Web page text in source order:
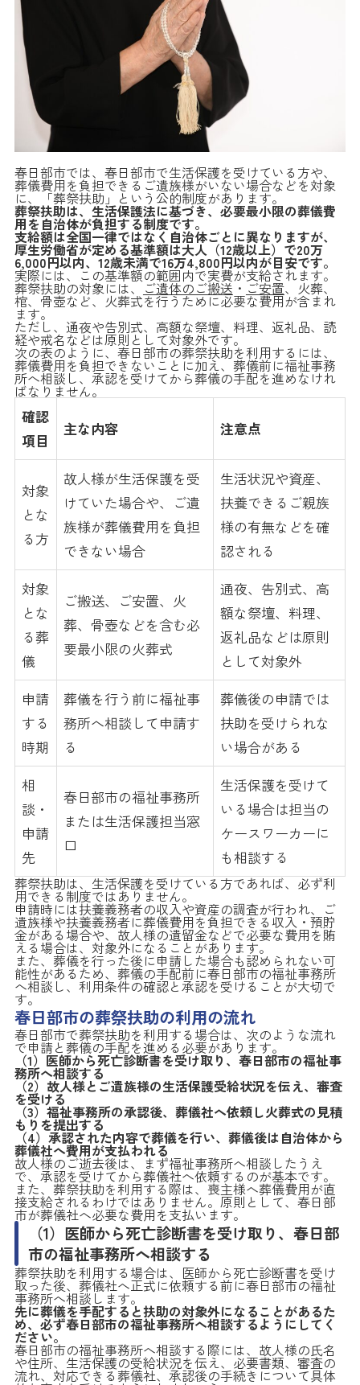
春日部市では、春日部市で生活保護を受けている方や、
葬儀費用を負担できるご遺族様がいない場合などを対象
に、「葬祭扶助」という公的制度があります。
葬祭扶助は、生活保護法に基づき、必要最小限の葬儀費
用を自治体が負担する制度です。
支給額は全国一律ではなく自治体ごとに異なりますが、
厚生労働省が定める基準額は大人（12歳以上）で20万
6,000円以内、12歳未満で16万4,800円以内が目安です。
実際には、この基準額の範囲内で実費が支給されます。
葬祭扶助の対象には、ご遺体のご搬送 ・ ご安置、火葬、
棺、骨壺など、火葬式を行うために必要な費用が含まれ
ます。
ただし、通夜や告別式、高額な祭壇、料理、返礼品、読
経や戒名などは原則として対象外です。
次の表のように、春日部市の葬祭扶助を利用するには、
葬儀費用を負担できないことに加え、葬儀前に福祉事務
所へ相談し、承認を受けてから葬儀の手配を進めなけれ
ばなりません。
確認
項目
主な内容 注意点
対象
とな
る方
故人様が生活保護を受
けていた場合や、ご遺
族様が葬儀費用を負担
できない場合
生活状況や資産、
扶養できるご親族
様の有無などを確
認される
対象
とな
る葬
儀
ご搬送、ご安置、火
葬、骨壺などを含む必
要最小限の火葬式
通夜、告別式、高
額な祭壇、料理、
返礼品などは原則
として対象外
申請
する
時期
葬儀を行う前に福祉事
務所へ相談して申請す
る
葬儀後の申請では
扶助を受けられな
い場合がある
相
談・
申請
先
春日部市の福祉事務所
または生活保護担当窓
口
生活保護を受けて
いる場合は担当の
ケースワーカーに
も相談する
葬祭扶助は、生活保護を受けている方であれば、必ず利
用できる制度ではありません。
申請時には扶養義務者の収入や資産の調査が行われ、ご
遺族様や扶養義務者に葬儀費用を負担できる収入・預貯
金がある場合や、故人様の遺留金などで必要な費用を賄
える場合は、対象外になることがあります。
また、葬儀を行った後に申請した場合も認められない可
能性があるため、葬儀の手配前に春日部市の福祉事務所
へ相談し、利用条件の確認と承認を受けることが大切で
す。
春日部市の葬祭扶助の利用の流れ
春日部市で葬祭扶助を利用する場合は、次のような流れ
で申請と葬儀の手配を進める必要があります。
（1）医師から死亡診断書を受け取り、春日部市の福祉事
務所へ相談する
（2）故人様とご遺族様の生活保護受給状況を伝え、審査
を受ける
（3）福祉事務所の承認後、葬儀社へ依頼し火葬式の見積
もりを提出する
（4）承認された内容で葬儀を行い、葬儀後は自治体から
葬儀社へ費用が支払われる
故人様のご逝去後は、まず福祉事務所へ相談したうえ
で、承認を受けてから葬儀社へ依頼するのが基本です。
また、葬祭扶助を利用する際は、喪主様へ葬儀費用が直
接支給されるわけではありません。原則として、春日部
市が葬儀社へ必要な費用を支払います。
（1）医師から死亡診断書を受け取り、春日部
市の福祉事務所へ相談する
葬祭扶助を利用する場合は、医師から死亡診断書を受け
取った後、葬儀社へ正式に依頼する前に春日部市の福祉
事務所へ相談します。
先に葬儀を手配すると扶助の対象外になることがあるた
め、必ず春日部市の福祉事務所へ相談するようにしてく
ださい。
春日部市の福祉事務所へ相談する際には、故人様の氏名
や住所、生活保護の受給状況を伝え、必要書類、審査の
流れ、対応できる葬儀社、承認後の手続きについて具体